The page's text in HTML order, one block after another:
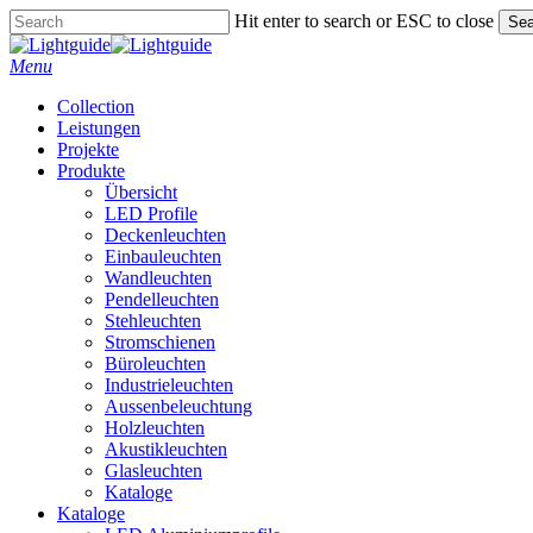
Skip
to
main
Hit enter to search or ESC to close
Close
Search
Menu
Collection
Leistungen
Projekte
Produkte
Übersicht
LED Profile
Deckenleuchten
Einbauleuchten
Wandleuchten
Pendelleuchten
Stehleuchten
Stromschienen
Büroleuchten
Industrieleuchten
Aussenbeleuchtung
Holzleuchten
Akustikleuchten
Glasleuchten
Kataloge
Kataloge